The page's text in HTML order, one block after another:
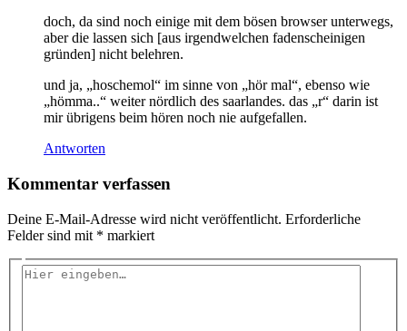
doch, da sind noch einige mit dem bösen browser unterwegs,
aber die lassen sich [aus irgendwelchen fadenscheinigen
gründen] nicht belehren.
und ja, „hoschemol“ im sinne von „hör mal“, ebenso wie
„hömma..“ weiter nördlich des saarlandes. das „r“ darin ist
mir übrigens beim hören noch nie aufgefallen.
Antworten
Kommentar verfassen
Deine E-Mail-Adresse wird nicht veröffentlicht. Erforderliche
Felder sind mit * markiert
Hier